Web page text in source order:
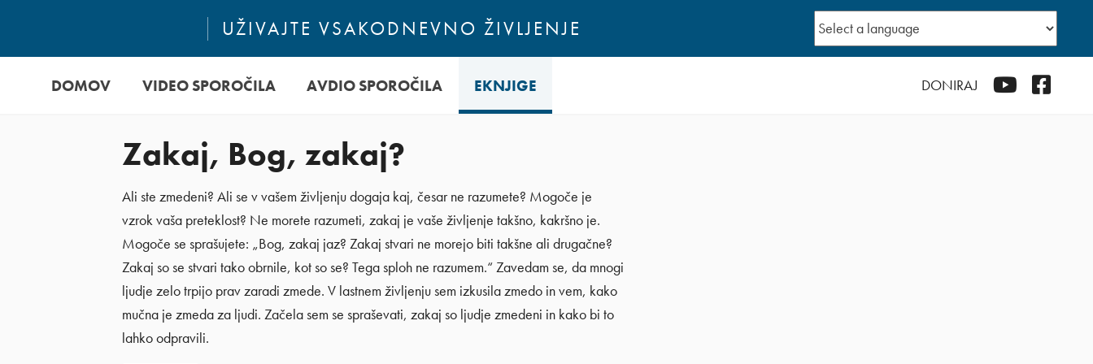
UŽIVAJTE VSAKODNEVNO ŽIVLJENJE
DOMOV VIDEO SPOROČILA AVDIO SPOROČILA EKNJIGE DONIRAJ YouTube
Zakaj, Bog, zakaj?
Ali ste zmedeni? Ali se v vašem življenju dogaja kaj, česar ne razumete? Mogoče je
vzrok vaša preteklost? Ne morete razumeti, zakaj je vaše življenje takšno, kakršno je.
Mogoče se sprašujete: „Bog, zakaj jaz? Zakaj stvari ne morejo biti takšne ali drugačne?
Zakaj so se stvari tako obrnile, kot so se? Tega sploh ne razumem.“ Zavedam se, da mnogi
ljudje zelo trpijo prav zaradi zmede. V lastnem življenju sem izkusila zmedo in vem, kako
mučna je zmeda za ljudi. Začela sem se spraševati, zakaj so ljudje zmedeni in kako bi to
lahko odpravili.